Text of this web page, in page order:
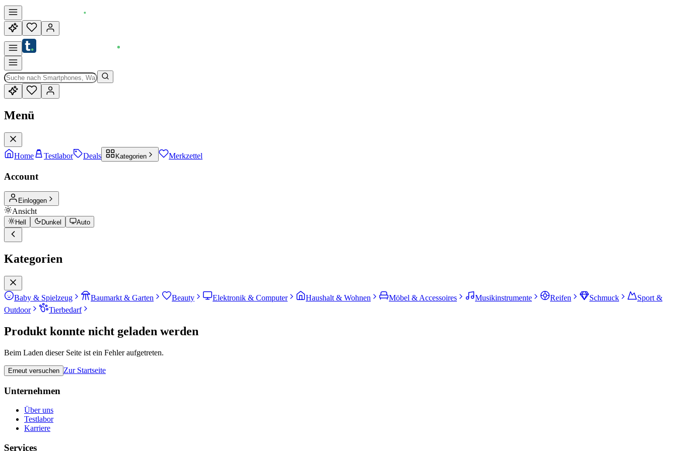
Menü
Home Testlabor Deals Kategorien Merkzettel
Account
Einloggen
Ansicht
Hell Dunkel Auto
Kategorien
Baby & Spielzeug Baumarkt & Garten Beauty Elektronik & Computer Haushalt & Wohnen Möbel & Accessoires Musikinstrumente Reifen Schmuck
Sport &
Outdoor
Tierbedarf
Produkt konnte nicht geladen werden
Beim Laden dieser Seite ist ein Fehler aufgetreten.
Erneut versuchen Zur Startseite
Unternehmen
Über uns
Testlabor
Karriere
Services